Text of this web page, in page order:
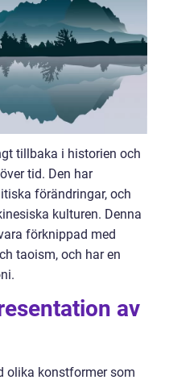
tillbaka i historien och
tid. Den har
förändringar, och
kulturen. Denna
förknippad med
taoism, och har en
av
olika konstformer som